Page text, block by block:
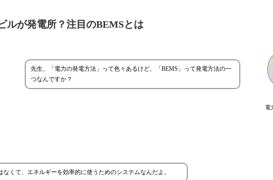
ルが発電所？注目のBEMSとは
電
先生、「電力の発電方法」って色々あるけど、「BEMS」って発電方法の一
つなんですか？
くて、エネルギーを効率的に使うためのシステムなんだよ。